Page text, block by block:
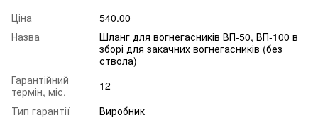
Ціна
540.00
Назва
Шланг для вогнегасників ВП-50, ВП-100 в
зборі для закачних вогнегасників (без
ствола)
Гарантійний
термін, міс.
12
Тип гарантії
Виробник